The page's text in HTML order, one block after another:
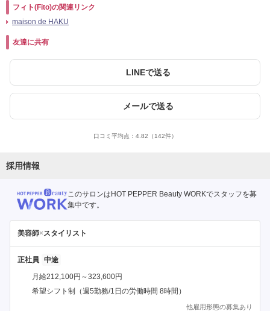
フィト(Fito)の関連リンク
maison de HAKU
友達に共有
LINEで送る
メールで送る
口コミ平均点： 4.82 （142件）
採用情報
このサロンはHOT PEPPER Beauty WORKでスタッフを募
集中です。
美容師×スタイリスト
正社員
月給212,100円～323,600円
希望シフト制（週5勤務/1日の労働時間 8時間）
他雇用形態の募集あり